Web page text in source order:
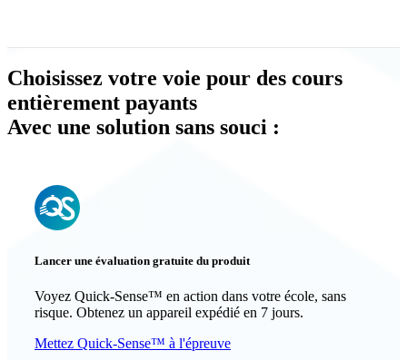
Choisissez votre voie pour des cours
entièrement payants
Avec une solution sans souci :
Lancer une évaluation gratuite du produit
Voyez Quick-Sense™ en action dans votre école, sans
risque. Obtenez un appareil expédié en 7 jours.
Mettez Quick-Sense™ à l'épreuve